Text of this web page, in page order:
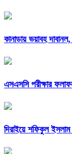
কানাডায় ভয়াবহ
এসএসসি পরীক্ষার
দিরাইয়ে শফিকুল